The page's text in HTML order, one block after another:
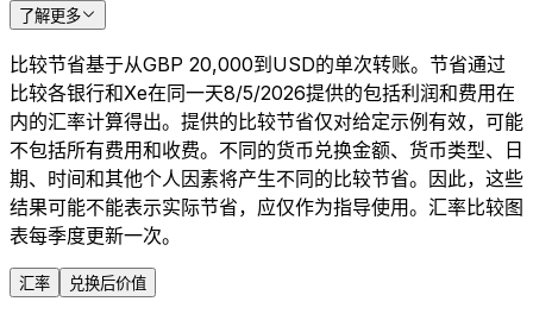
了解更多
比较节省基于从GBP 20,000到USD的单次转账。节省通过
比较各银行和Xe在同一天8/5/2026提供的包括利润和费用在
内的汇率计算得出。提供的比较节省仅对给定示例有效，可能
不包括所有费用和收费。不同的货币兑换金额、货币类型、日
期、时间和其他个人因素将产生不同的比较节省。因此，这些
结果可能不能表示实际节省，应仅作为指导使用。汇率比较图
表每季度更新一次。
汇率 兑换后价值